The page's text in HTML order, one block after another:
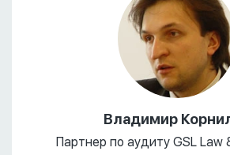
Владимир
Партнер по аудиту GSL Law